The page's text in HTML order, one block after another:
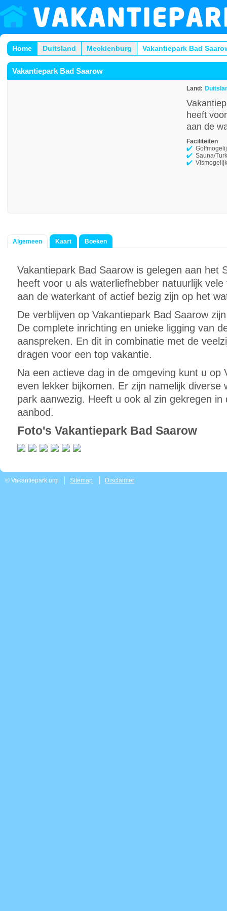
Home Duitsland Mecklenburg Vakantiepark Bad
Vakantiepark Bad Saarow
Land:
heeft
aan de
Faciliteiten
Sauna/
Algemeen Kaart Boeken
Vakantiepark Bad Saarow is gelegen aan het
heeft voor u als waterliefhebber natuurlijk
aan de waterkant of actief bezig zijn op het
De verblijven op Vakantiepark Bad Saarow
De complete inrichting en unieke ligging van
aanspreken. En dit in combinatie met de
dragen voor een top vakantie.
Na een actieve dag in de omgeving kunt u op
even lekker bijkomen. Er zijn namelijk diverse
park aanwezig. Heeft u ook al zin gekregen
aanbod.
Foto's Vakantiepark Bad Saarow
© Vakantiepark.org Sitemap Disclaimer